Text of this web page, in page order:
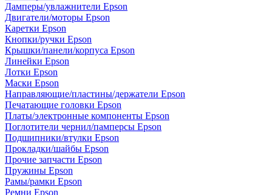
Дамперы/увлажнители Epson
Двигатели/моторы Epson
Каретки Epson
Кнопки/ручки Epson
Крышки/панели/корпуса Epson
Линейки Epson
Лотки Epson
Маски Epson
Направляющие/пластины/держатели Epson
Печатающие головки Epson
Платы/электронные компоненты Epson
Поглотители чернил/памперсы Epson
Подшипники/втулки Epson
Прокладки/шайбы Epson
Прочие запчасти Epson
Пружины Epson
Рамы/рамки Epson
Ремни Epson